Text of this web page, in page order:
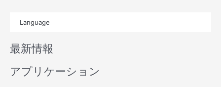
u
b
e
i
n
Language
最新情報
アプリケーション